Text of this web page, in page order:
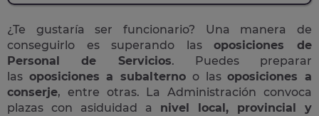
¿Te gustaría ser funcionario? Una manera de
conseguirlo es superando lasoposiciones de
Personal de Servicios. Puedes preparar
las oposiciones a subalterno o lasoposiciones a
conserje, entre otras. La Administración convoca
plazas con asiduidad a nivel local, provincial y